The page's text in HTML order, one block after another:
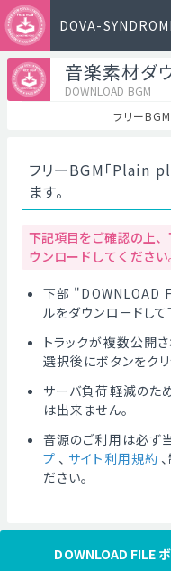
DOVA-
音楽素材ダ
DOWNLOAD BGM
フリー
フリーBGM「Plain
ます。
下記項目をご確認の上
ウンロードしてください
下部 "DOWNLOAD
ルをダウンロードして
トラックが複数公開
選択後にボタンをクリ
サーバ負荷軽減のた
は出来ません。
音源のご利用は必ず
プ 、 サイト利用規約
ださい。
DOWNLOAD FILE